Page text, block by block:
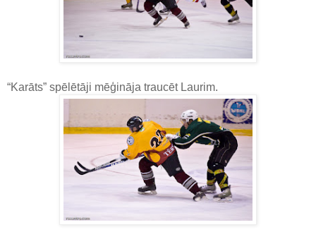
“Karāts” spēlētāji mēģināja traucēt Laurim.